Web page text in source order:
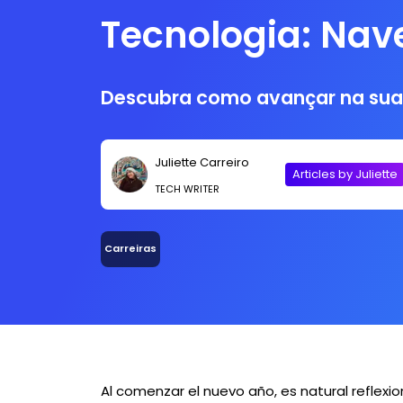
Tecnologia:
Evolução da
2025
Descubra como avançar na
Juliette Carreiro
TECH WRITER
Articles by Juliette
Carreiras
Al comenzar el nuevo año, es natural